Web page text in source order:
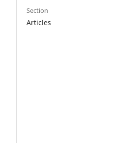
Section
Articles